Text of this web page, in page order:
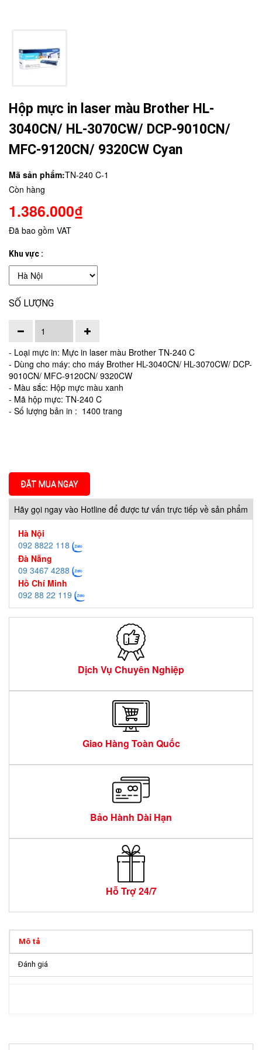
Hộp mực in laser màu Brother HL-
3040CN/ HL-3070CW/ DCP-9010CN/
MFC-9120CN/ 9320CW Cyan
Mã sản phẩm:TN-240 C-1
Còn hàng
1.386.000₫
Đã bao gồm VAT
Khu vực :
SỐ LƯỢNG
- Loại mực in: Mực in laser màu Brother TN-240 C
- Dùng cho máy: cho máy Brother HL-3040CN/ HL-3070CW/ DCP-
9010CN/ MFC-9120CN/ 9320CW
- Màu sắc: Hộp mực màu xanh
- Mã hộp mực: TN-240 C
- Số lượng bản in : 1400 trang
ĐẶT MUA NGAY
Hãy gọi ngay vào Hotline để được tư vấn trực tiếp về sản phẩm
Hà Nội
092 8822 118
Đà Nẵng
09 3467 4288
Hồ Chí Minh
092 88 22 119
Dịch Vụ Chuyên Nghiệp
Giao Hàng Toàn Quốc
Bảo Hành Dài Hạn
Hỗ Trợ 24/7
Mô tả
Đánh giá